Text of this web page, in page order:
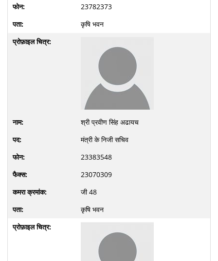
23782373
कृषि भवन
श्री प्रवीण सिंह अढायच
मंत्री के निजी सचिव
23383548
23070309
जी 48
कृषि भवन